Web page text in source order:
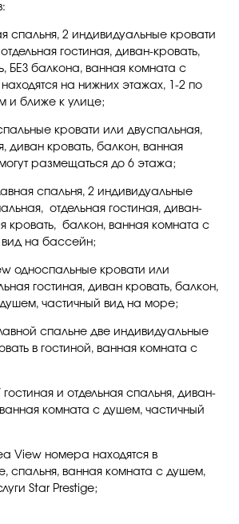
спальня, 2 индивидуальные кровати
гостиная, диван-кровать,
БЕЗ балкона, ванная комната с
на нижних этажах, 1-2 по
и ближе к улице;
кровати или двуспальная,
диван кровать, балкон, ванная
размещаться до 6 этажа;
спальня, 2 индивидуальные
отдельная гостиная, диван-
кровать, балкон, ванная комната с
на бассейн;
односпальные кровати или
гостиная, диван кровать, балкон,
частичный вид на море;
спальне две индивидуальные
в гостиной, ванная комната с
и отдельная спальня, диван-
комната с душем, частичный
View номера находятся в
спальня, ванная комната с душем,
Star Prestige;